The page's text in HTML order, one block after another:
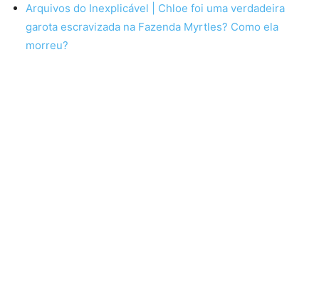
Arquivos do Inexplicável | Chloe foi uma verdadeira
garota escravizada na Fazenda Myrtles? Como ela
morreu?